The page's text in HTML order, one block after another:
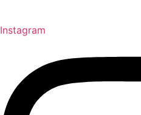
Instagram